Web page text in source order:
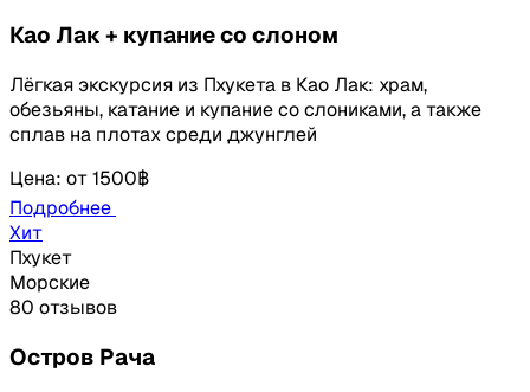
Као Лак + купание со слоном
Лёгкая экскурсия из Пхукета в Као Лак: храм,
обезьяны, катание и купание со слониками, а также
сплав на плотах среди джунглей
Цена: от1500฿
Подробнее
Хит
Пхукет
Морские
80 отзывов
Остров Рача